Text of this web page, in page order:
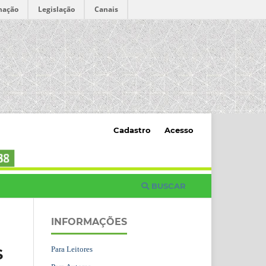
Legislação Canais
BUSCAR
Cadastro Acesso
INFORMAÇÕES
Para Leitores